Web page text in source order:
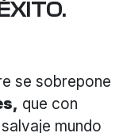
se sobrepone
que con
mundo